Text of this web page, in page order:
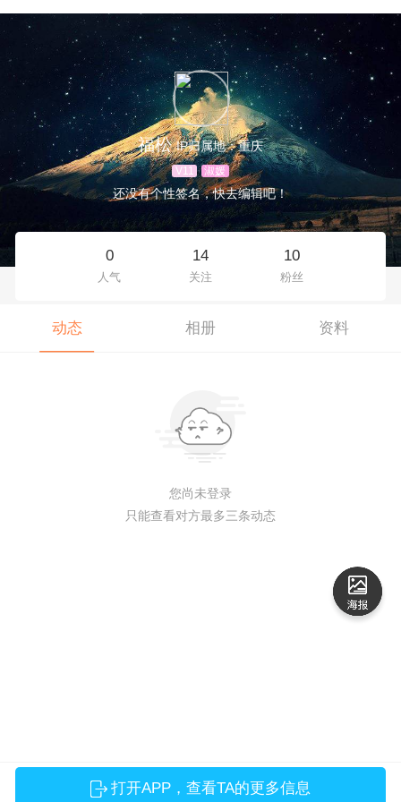
福松 IP归属地：重庆
V11 淑媛
还没有个性签名，快去编辑吧！
0
人气
14
关注
10
粉丝
动态 相册 资料
您尚未登录
只能查看对方最多三条动态
打开APP，查看TA的更多信息